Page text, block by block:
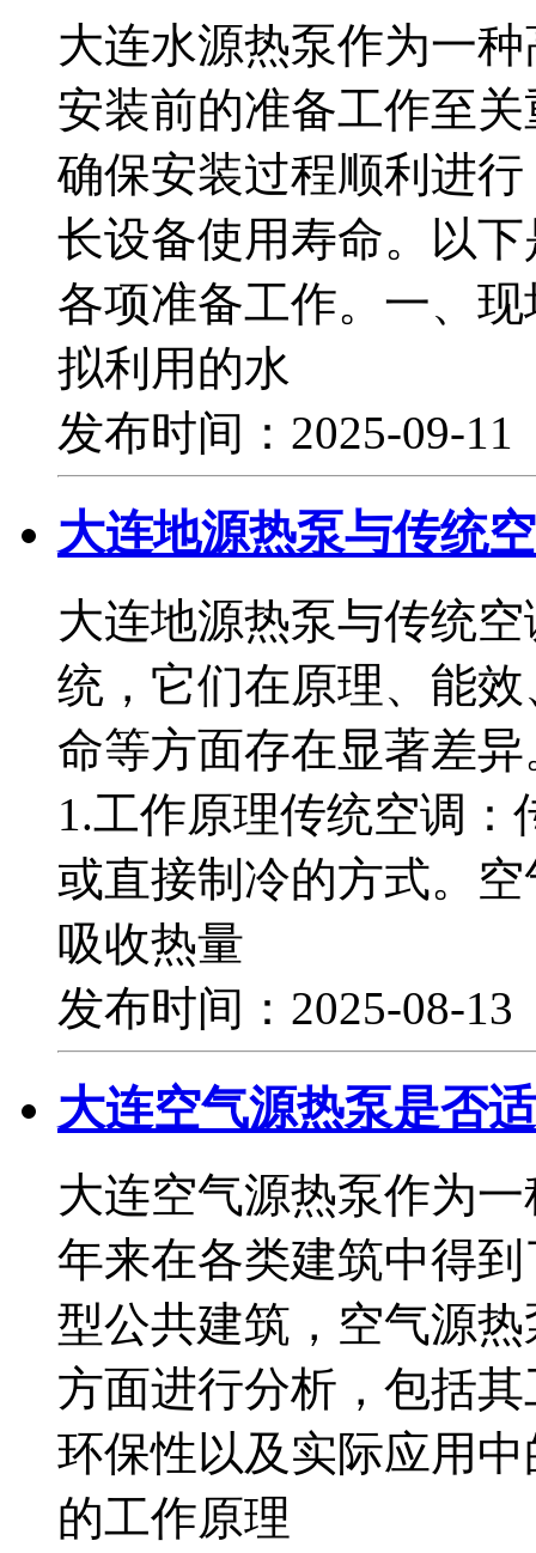
大连水源热泵作为一
安装前的准备工作至
确保安装过程顺利进
长设备使用寿命。以
各项准备工作。一、
拟利用的水
发布时间：2025-09-
大连地源热泵与传统
大连地源热泵与传统
统，它们在原理、能
命等方面存在显著差
1.工作原理传统空调
或直接制冷的方式。
吸收热量
发布时间：2025-08-
大连空气源热泵是否
大连空气源热泵作为
年来在各类建筑中得
型公共建筑，空气源
方面进行分析，包括
环保性以及实际应用
的工作原理